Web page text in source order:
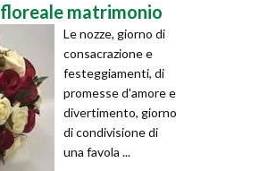
matrimonio
Le nozze, giorno di
consacrazione e
festeggiamenti, di
promesse d'amore e
divertimento, giorno
di condivisione di
una favola ...